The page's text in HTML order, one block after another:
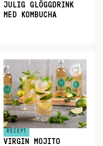
JULIG GLÖGGDRINK
MED KOMBUCHA
RECEPT
VIRGIN MOJITO